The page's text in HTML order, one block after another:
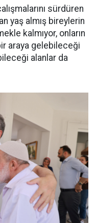
sürdüren
yaş almış bireylerin
kalmıyor, onların
araya gelebileceği
alanlar da